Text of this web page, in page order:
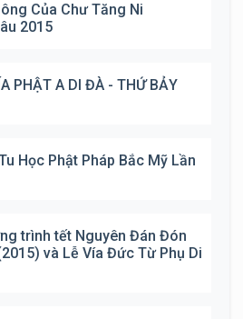
Của Chư Tăng Ni
2015
PHẬT A DI ĐÀ - THỨ BẢY
Học Phật Pháp Bắc Mỹ Lần
trình tết Nguyên Đán Đón
và Lễ Vía Đức Từ Phụ Di